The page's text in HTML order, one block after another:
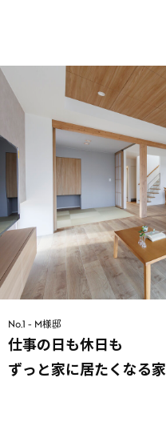
No.1 - M様邸
仕事の日も休日も
ずっと家に居たくなる家